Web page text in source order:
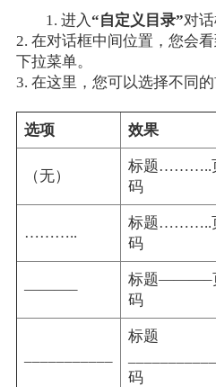
1. 进入“自定义目录”对话
2. 在对话框中间位置，您会
下拉菜单。
3. 在这里，您可以选择不同的
选项 效果
（无）
标题………..
码
………..
标题………..
码
———–
标题———–
码
标题
码